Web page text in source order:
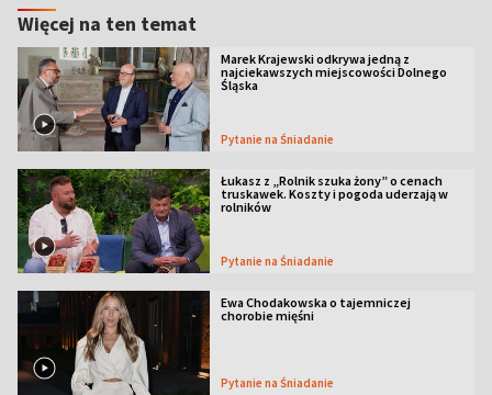
Więcej na ten temat
Marek Krajewski odkrywa jedną z
najciekawszych miejscowości Dolnego
Śląska
Pytanie na Śniadanie
Łukasz z „Rolnik szuka żony” o cenach
truskawek. Koszty i pogoda uderzają w
rolników
Pytanie na Śniadanie
Ewa Chodakowska o tajemniczej
chorobie mięśni
Pytanie na Śniadanie